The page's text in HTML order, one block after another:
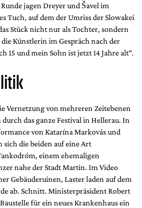
jagen Dreyer und Šavel im
Tuch, auf dem der Umriss der Slowakei
Stück nicht nur als Tochter, sondern
Künstlerin im Gespräch nach der
15 und mein Sohn ist jetzt 14 Jahre alt“.
Vernetzung von mehreren Zeitebenen
das ganze Festival in Hellerau. In
von Katarína Markovás und
sich die beiden auf eine Art
einem ehemaligen
nahe der Stadt Martin. Im Video
Gebäuderuinen, Laster laden auf dem
ab. Schnitt. Ministerpräsident Robert
für ein neues Krankenhaus ein